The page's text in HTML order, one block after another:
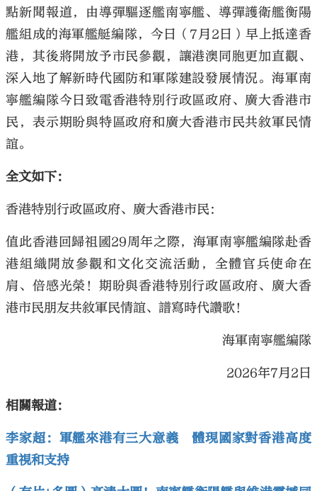
點新聞報道，由導彈驅逐艦南寧艦、導彈護衛艦衡陽
艦組成的海軍艦艇編隊，今日（7月2日）早上抵達香
港，其後將開放予市民參觀，讓港澳同胞更加直觀、
深入地了解新時代國防和軍隊建設發展情況。海軍南
寧艦編隊今日致電香港特別行政區政府、廣大香港市
民，表示期盼與特區政府和廣大香港市民共敘軍民情
誼。
全文如下：
香港特別行政區政府、廣大香港市民：
值此香港回歸祖國29周年之際，海軍南寧艦編隊赴香
港組織開放參觀和文化交流活動，全體官兵使命在
肩、倍感光榮！期盼與香港特別行政區政府、廣大香
港市民朋友共敘軍民情誼、譜寫時代讚歌！
海軍南寧艦編隊
2026年7月2日
相關報道：
李家超：軍艦來港有三大意義 體現國家對香港高度
重視和支持